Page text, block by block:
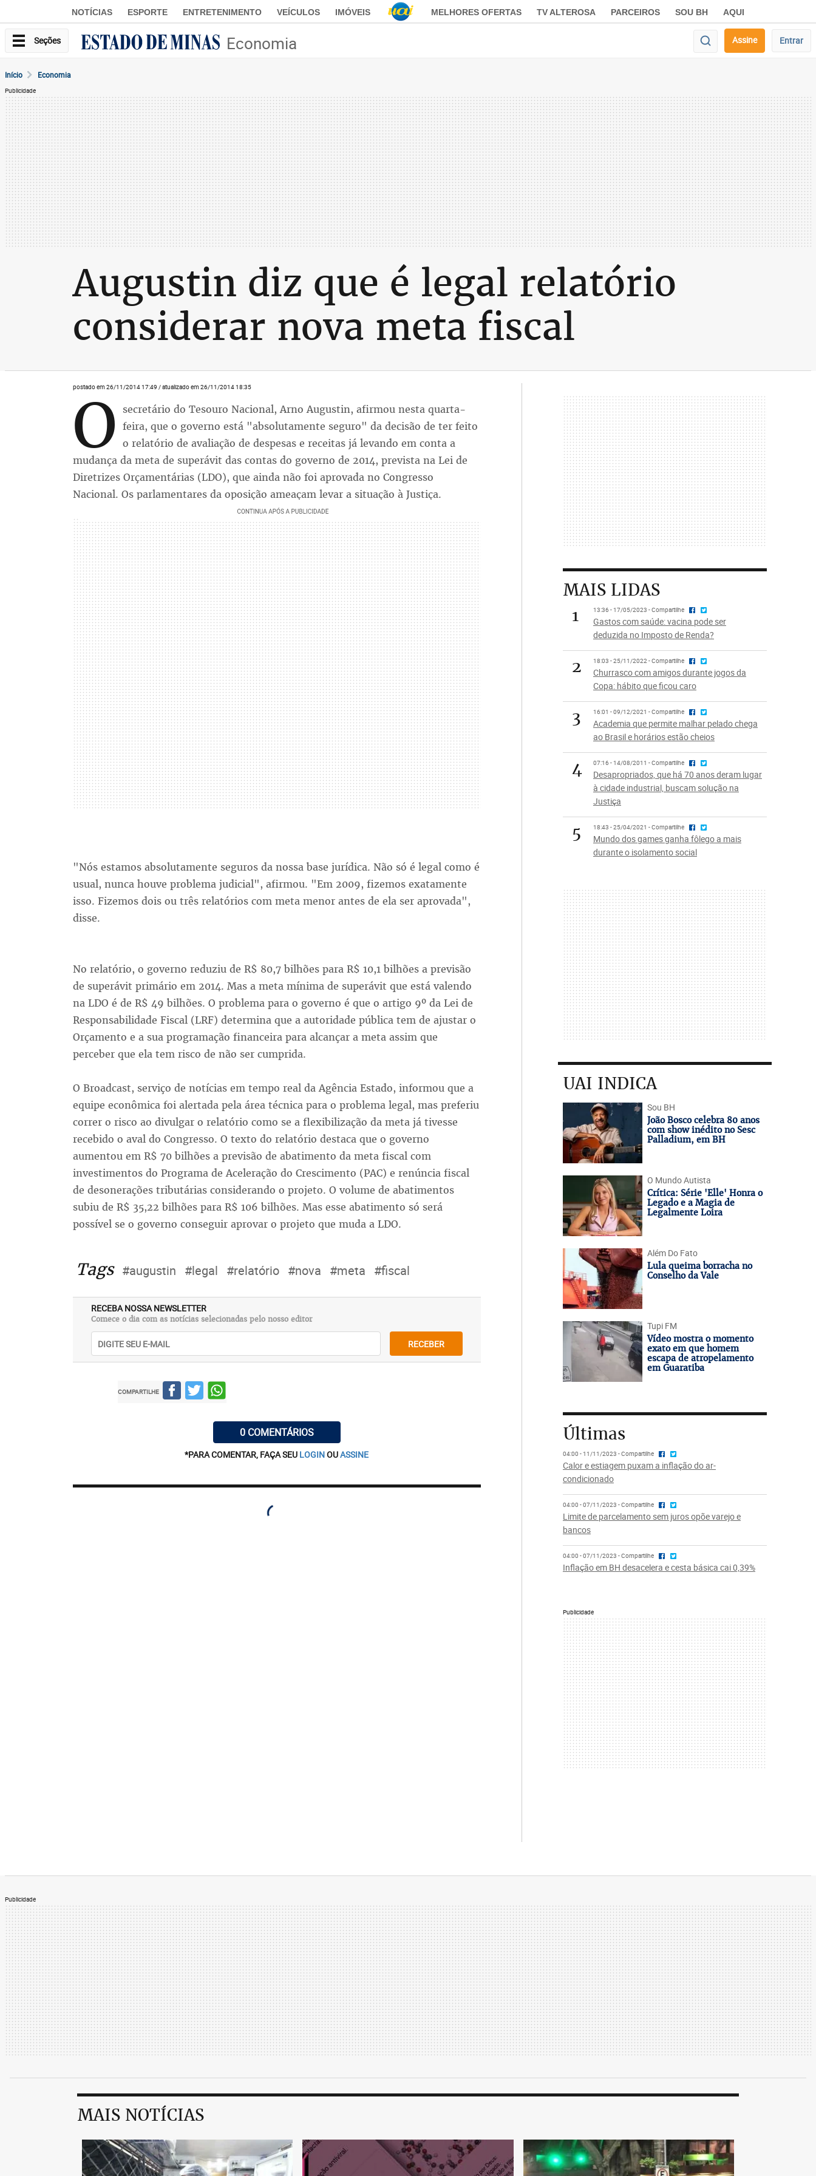
NOTÍCIAS ESPORTE ENTRETENIMENTO VEÍCULOS IMÓVEIS MELHORES OFERTAS TV ALTEROSA PARCEIROS SOU BH AQUI
Seções Economia Assine Entrar
Início Economia
Publicidade
Augustin diz que é legal relatório
considerar nova meta fiscal
postado em 26/11/2014 17:49 / atualizado em 26/11/2014 18:35
O
secretário do Tesouro Nacional, Arno Augustin, afirmou nesta quarta-
feira, que o governo está "absolutamente seguro" da decisão de ter feito
o relatório de avaliação de despesas e receitas já levando em conta a
mudança da meta de superávit das contas do governo de 2014, prevista na Lei de
Diretrizes Orçamentárias (LDO), que ainda não foi aprovada no Congresso
Nacional. Os parlamentares da oposição ameaçam levar a situação à Justiça.
"Nós estamos absolutamente seguros da nossa base jurídica. Não só é legal como é
usual, nunca houve problema judicial", afirmou. "Em 2009, fizemos exatamente
isso. Fizemos dois ou três relatórios com meta menor antes de ela ser aprovada",
disse.
No relatório, o governo reduziu de R$ 80,7 bilhões para R$ 10,1 bilhões a previsão
de superávit primário em 2014. Mas a meta mínima de superávit que está valendo
na LDO é de R$ 49 bilhões. O problema para o governo é que o artigo 9º da Lei de
Responsabilidade Fiscal (LRF) determina que a autoridade pública tem de ajustar o
Orçamento e a sua programação financeira para alcançar a meta assim que
perceber que ela tem risco de não ser cumprida.
O Broadcast, serviço de notícias em tempo real da Agência Estado, informou que a
equipe econômica foi alertada pela área técnica para o problema legal, mas preferiu
correr o risco ao divulgar o relatório como se a flexibilização da meta já tivesse
recebido o aval do Congresso. O texto do relatório destaca que o governo
aumentou em R$ 70 bilhões a previsão de abatimento da meta fiscal com
investimentos do Programa de Aceleração do Crescimento (PAC) e renúncia fiscal
de desonerações tributárias considerando o projeto. O volume de abatimentos
subiu de R$ 35,22 bilhões para R$ 106 bilhões. Mas esse abatimento só será
possível se o governo conseguir aprovar o projeto que muda a LDO.
Tags #augustin #legal #relatório #nova #meta #fiscal
RECEBA NOSSA NEWSLETTER
Comece o dia com as notícias selecionadas pelo nosso editor
RECEBER
COMPARTILHE
0 COMENTÁRIOS
*PARA COMENTAR, FAÇA SEU LOGINOUASSINE
MAIS LIDAS
1
13:36 - 17/05/2023 - Compartilhe
Gastos com saúde: vacina pode ser
deduzida no Imposto de Renda?
2 18:03 - 25/11/2022 - Compartilhe
Churrasco com amigos durante jogos da
Copa: hábito que ficou caro
3 16:01 - 09/12/2021 - Compartilhe
Academia que permite malhar pelado chega
ao Brasil e horários estão cheios
4 07:16 - 14/08/2011 - Compartilhe
Desapropriados, que há 70 anos deram lugar
à cidade industrial, buscam solução na
Justiça
5 18:43 - 25/04/2021 - Compartilhe
Mundo dos games ganha fôlego a mais
durante o isolamento social
UAI INDICA
Sou BH
João Bosco celebra 80 anos
com show inédito no Sesc
Palladium, em BH
O Mundo Autista
Crítica: Série 'Elle' Honra o
Legado e a Magia de
Legalmente Loira
Além Do Fato
Lula queima borracha no
Conselho da Vale
Tupi FM
Vídeo mostra o momento
exato em que homem
escapa de atropelamento
em Guaratiba
Últimas
04:00 - 11/11/2023 - Compartilhe
Calor e estiagem puxam a inflação do ar-
condicionado
04:00 - 07/11/2023 - Compartilhe
Limite de parcelamento sem juros opõe varejo e
bancos
04:00 - 07/11/2023 - Compartilhe
Inflação em BH desacelera e cesta básica cai 0,39%
Publicidade
Publicidade
MAIS NOTÍCIAS